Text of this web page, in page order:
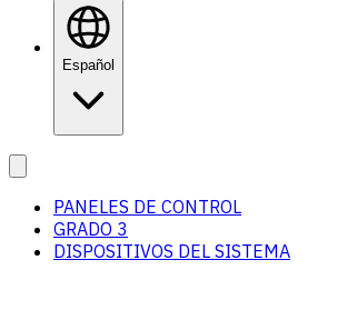
Español
PANELES DE CONTROL
GRADO 3
DISPOSITIVOS DEL SISTEMA